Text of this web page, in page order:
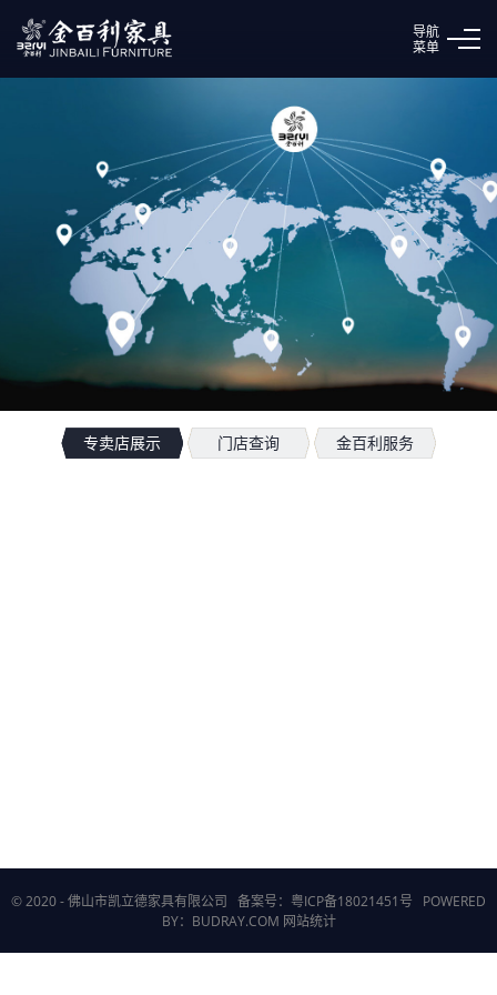
导航
菜单
专卖店展示 门店查询 金百利服务
© 2020 - 佛山市凯立德家具有限公司 备案号：粤ICP备18021451号
POWERED
BY：BUDRAY.COM 网站统计